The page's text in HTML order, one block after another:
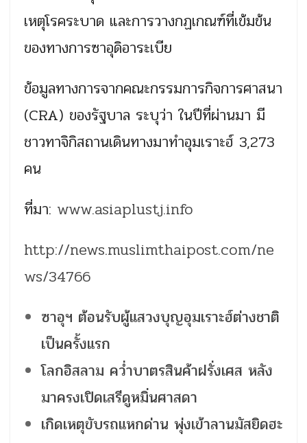
เหตุโรคระบาด และการวางกฏเกณฑ์ที่เข้มข้น
ของทางการซาอุดิอาระเบีย
ข้อมูลทางการจากคณะกรรมการกิจการศาสนา
(CRA) ของรัฐบาล ระบุว่า ในปีที่ผ่านมา มี
ชาวทาจิกิสถานเดินทางมาทำอุมเราะฮ์ 3,273
คน
ที่มา: www.asiaplustj.info
http://news.muslimthaipost.com/ne
ws/34766
ซาอุฯ ต้อนรับผู้แสวงบุญอุมเราะฮ์ต่างชาติ
เป็นครั้งแรก
โลกอิสลาม คว่ำบาตรสินค้าฝรั่งเศส หลัง
มาครงเปิดเสรีดูหมิ่นศาสดา
เกิดเหตุขับรถแหกด่าน พุ่งเข้าลานมัสยิดฮะ